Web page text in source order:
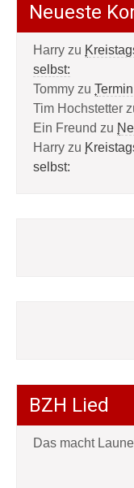
Neueste
Harry zu
selbst:
Tommy zu
Tim Hochstetter
Ein Freund zu
Harry zu
selbst:
BZH Lied
Das macht